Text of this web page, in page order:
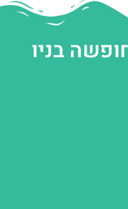
בניו